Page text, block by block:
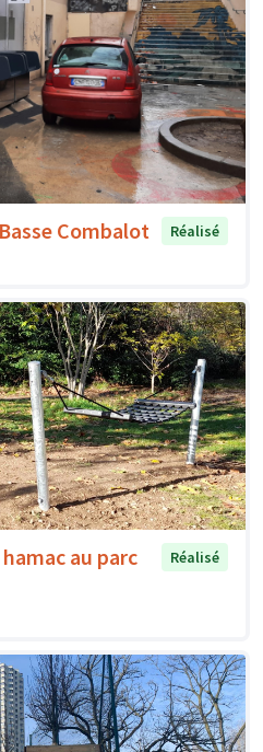
Combalot
Réalisé
au parc
Réalisé